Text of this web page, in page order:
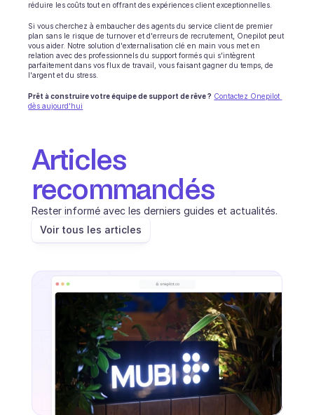
Onboarding agent
Formation agent
Base de connaissances
Ticket Center
Communication
Analytics
réduire les coûts tout en offrant des expériences client exceptionnelles.
Si vous cherchez à embaucher des agents du service client de premier
plan sans le risque de turnover et d'erreurs de recrutement, Onepilot peut
vous aider. Notre solution d'externalisation clé en main vous met en
relation avec des professionnels du support formés qui s'intègrent
parfaitement dans vos flux de travail, vous faisant gagner du temps, de
l'argent et du stress.
Prêt à construire votre équipe de support de rêve ? Contactez Onepilot
dès aujourd'hui
Articles
recommandés
Rester informé avec les derniers guides et actualités.
Voir tous les articles